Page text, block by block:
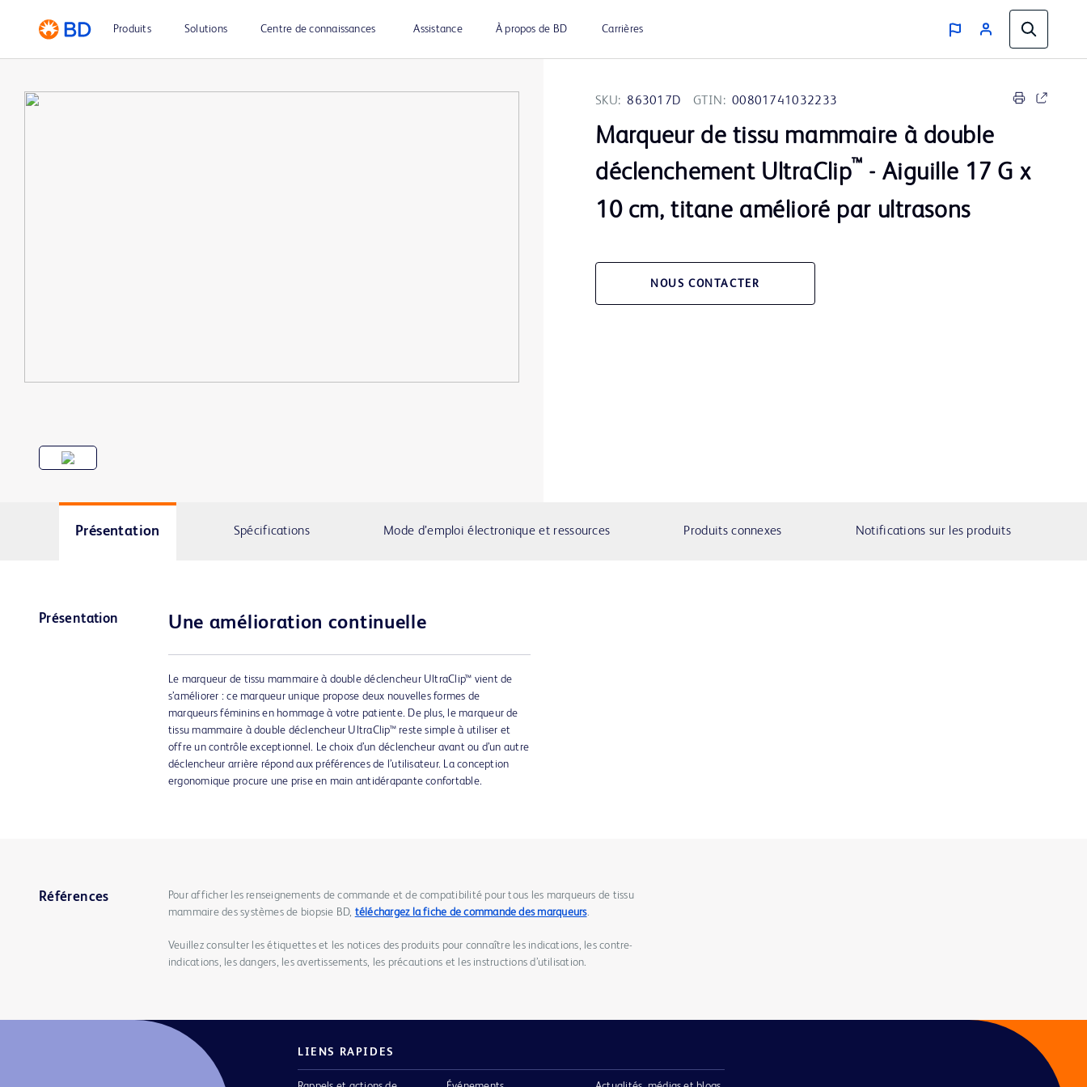
Produits Solutions Centre de connaissances Assistance À propos de BD Carrières
SKU: 863017D GTIN: 00801741032233
Marqueur de tissu mammaire à double
déclenchement UltraClip™ - Aiguille 17 G x
10 cm, titane amélioré par ultrasons
NOUS CONTACTER
Présentation Spécifications Mode d’emploi électronique et ressources Produits connexes Notifications sur les produits
Présentation Une amélioration continuelle
Le marqueur de tissu mammaire à double déclencheur UltraClip™ vient de
s’améliorer : ce marqueur unique propose deux nouvelles formes de
marqueurs féminins en hommage à votre patiente. De plus, le marqueur de
tissu mammaire à double déclencheur UltraClip™ reste simple à utiliser et
offre un contrôle exceptionnel. Le choix d’un déclencheur avant ou d’un autre
déclencheur arrière répond aux préférences de l’utilisateur. La conception
ergonomique procure une prise en main antidérapante confortable.
Références
Pour afficher les renseignements de commande et de compatibilité pour tous les marqueurs de tissu
mammaire des systèmes de biopsie BD, téléchargez la fiche de commande des marqueurs.
Veuillez consulter les étiquettes et les notices des produits pour connaître les indications, les contre-
indications, les dangers, les avertissements, les précautions et les instructions d’utilisation.
LIENS RAPIDES